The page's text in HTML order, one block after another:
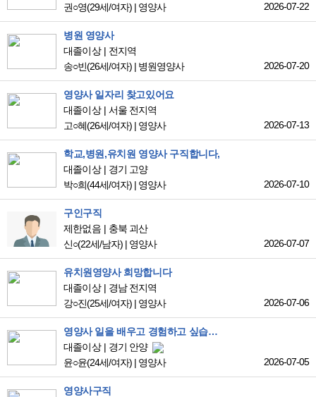
권○영(29세/여자) | 영양사 2026-07-22
병원 영양사
대졸이상
전지역
송○빈(26세/여자) | 병원영양사 2026-07-20
영양사 일자리 찾고있어요
대졸이상
서울 전지역
고○혜(26세/여자) | 영양사 2026-07-13
학교,병원,유치원 영양사 구직합니다,
대졸이상
경기 고양
박○희(44세/여자) | 영양사 2026-07-10
구인구직
제한없음
충북 괴산
신○(22세/남자) | 영양사 2026-07-07
유치원영양사 희망합니다
대졸이상
경남 전지역
강○진(25세/여자) | 영양사 2026-07-06
영양사 일을 배우고 경험하고 싶습니다
대졸이상
경기 안양
윤○윤(24세/여자) | 영양사 2026-07-05
영양사구직